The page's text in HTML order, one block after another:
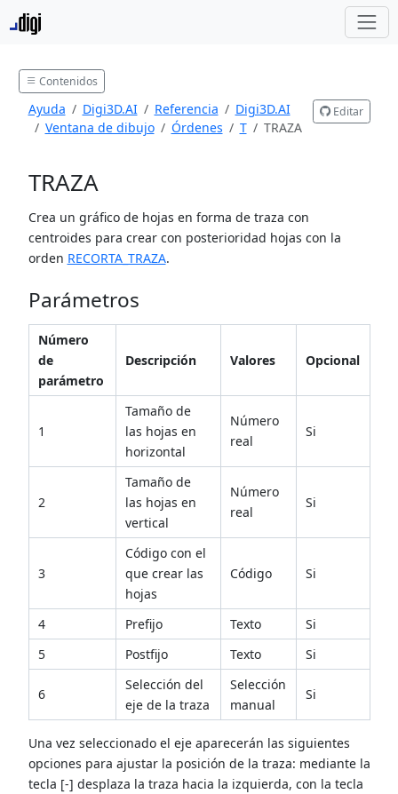
Contenidos
Ayuda Digi3D.AI Referencia
Digi3D.AI
Ventana de dibujo
Órdenes T TRAZA
Editar
TRAZA
Crea un gráfico de hojas en forma de traza con
centroides para crear con posterioridad hojas con la
orden RECORTA_TRAZA.
Parámetros
Número
de
parámetro
Descripción Valores Opcional
1
Tamaño de
las hojas en
horizontal
Número
real
Si
2
Tamaño de
las hojas en
vertical
Número
real
Si
3
Código con el
que crear las
hojas
Código Si
4 Prefijo Texto
Si
5
Postfijo Texto Si
6
Selección del
eje de la traza
Selección
manual
Si
Una vez seleccionado el eje aparecerán las siguientes
opciones para ajustar la posición de la traza: mediante la
tecla [-] desplaza la traza hacia la izquierda, con la tecla